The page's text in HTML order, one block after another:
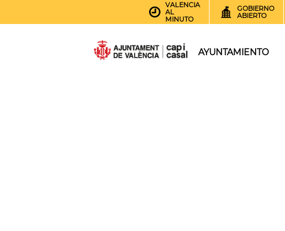
VALENCIA
AL
MINUTO
GOBIERNO
ABIERTO
AYUNTAMIENTO